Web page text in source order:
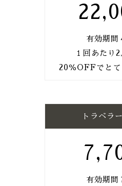
有効期間
１回あたり
20％OFFでとて
トラベラ
有効期間